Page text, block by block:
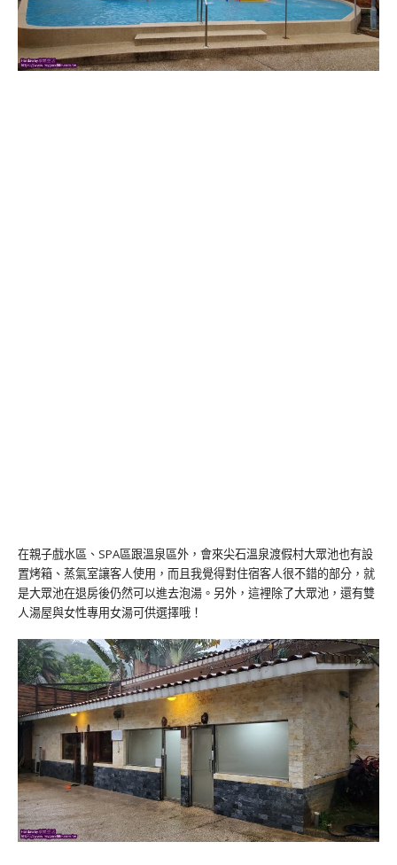
在親子戲水區、SPA區跟溫泉區外，會來尖石溫泉渡假村大眾池也有設
置烤箱、蒸氣室讓客人使用，而且我覺得對住宿客人很不錯的部分，就
是大眾池在退房後仍然可以進去泡湯。另外，這裡除了大眾池，還有雙
人湯屋與女性專用女湯可供選擇哦！